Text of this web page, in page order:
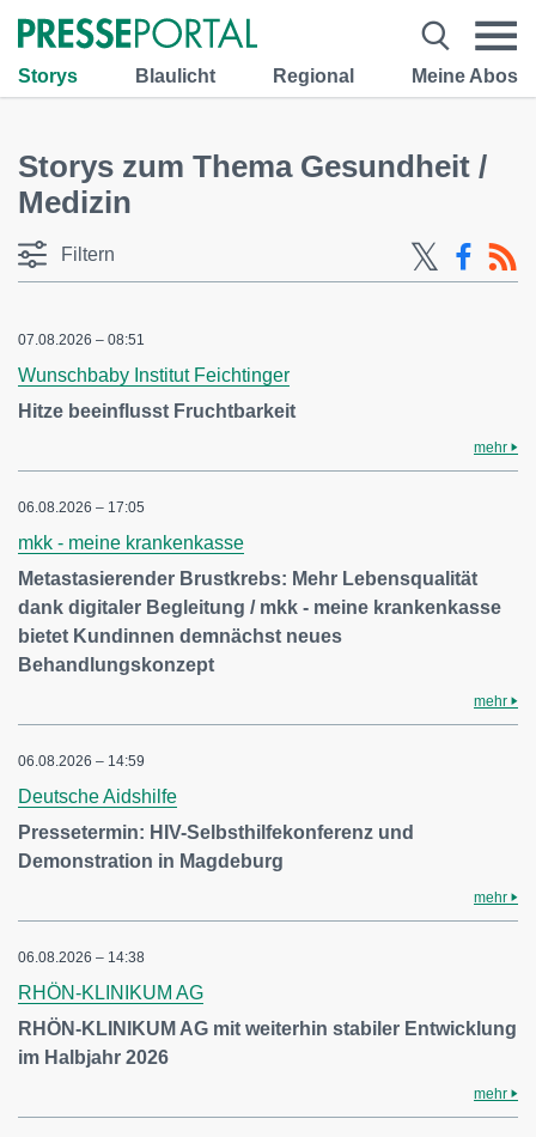
Storys Blaulicht Regional Meine Abos
Storys zum Thema Gesundheit /
Medizin
Filtern
07.08.2026 – 08:51
Wunschbaby Institut Feichtinger
Hitze beeinflusst Fruchtbarkeit
mehr
06.08.2026 – 17:05
mkk - meine krankenkasse
Metastasierender Brustkrebs: Mehr Lebensqualität
dank digitaler Begleitung / mkk - meine krankenkasse
bietet Kundinnen demnächst neues
Behandlungskonzept
mehr
06.08.2026 – 14:59
Deutsche Aidshilfe
Pressetermin: HIV-Selbsthilfekonferenz und
Demonstration in Magdeburg
mehr
06.08.2026 – 14:38
RHÖN-KLINIKUM AG
RHÖN-KLINIKUM AG mit weiterhin stabiler Entwicklung
im Halbjahr 2026
mehr